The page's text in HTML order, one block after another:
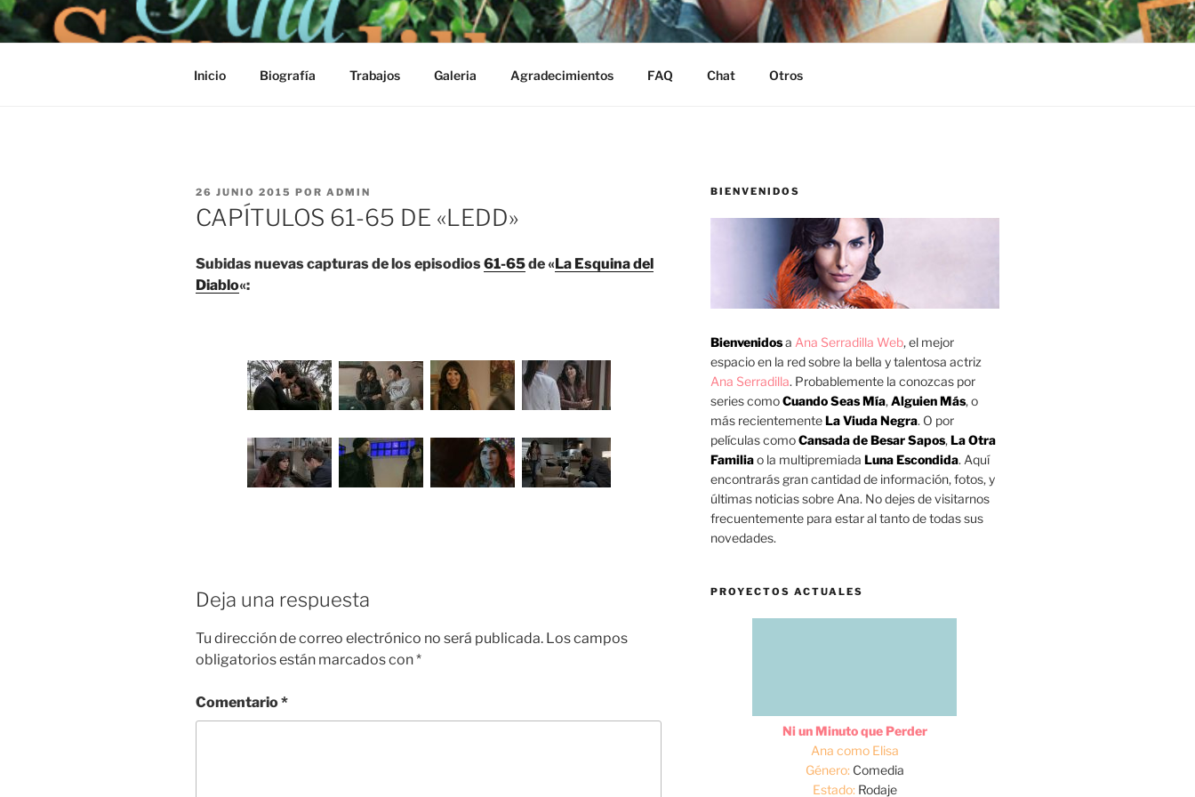
Saltar
al
Inicio Biografía Trabajos Galeria Agradecimientos FAQ Chat Otros
PUBLICADO
EL
26 JUNIO 2015 POR ADMIN
CAPÍTULOS 61-65 DE «LEDD»
Subidas nuevas capturas de los episodios61-65de «La Esquina del
Diablo«:
Deja una respuesta
Tu dirección de correo electrónico no será publicada. Los campos
obligatorios están marcados con*
Comentario*
BIENVENIDOS
Bienvenidosa Ana Serradilla Web, el mejor
espacio en la red sobre la bella y talentosa actriz
Ana Serradilla. Probablemente la conozcas por
series comoCuando Seas Mía,Alguien Más, o
más recientementeLa Viuda Negra. O por
películas comoCansada de Besar Sapos,La Otra
Familiao la multipremiada Luna Escondida. Aquí
encontrarás gran cantidad de información, fotos, y
últimas noticias sobre Ana. No dejes de visitarnos
frecuentemente para estar al tanto de todas sus
novedades.
PROYECTOS ACTUALES
Ni un Minuto que Perder
Ana como Elisa
Género:Comedia
Estado:Rodaje